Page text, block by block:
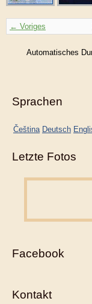
← Voriges
Automatisches
Sprachen
Čeština Deutsch
Letzte Fotos
Facebook
Kontakt